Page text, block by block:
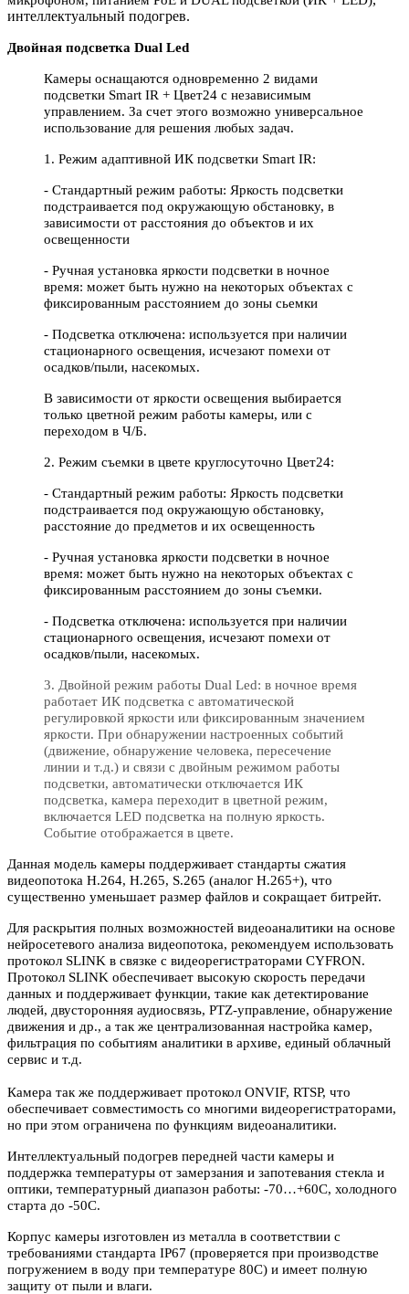
интеллектуальный подогрев.
Двойная подсветка Dual Led
Камеры оснащаются одновременно 2 видами
подсветки Smart IR + Цвет24 c независимым
управлением. За счет этого возможно универсальное
использование для решения любых задач.
1. Режим адаптивной ИК подсветки Smart IR:
- Стандартный режим работы: Яркость подсветки
подстраивается под окружающую обстановку, в
зависимости от расстояния до объектов и их
освещенности
- Ручная установка яркости подсветки в ночное
время: может быть нужно на некоторых объектах с
фиксированным расстоянием до зоны сьемки
- Подсветка отключена: используется при наличии
стационарного освещения, исчезают помехи от
осадков/пыли, насекомых.
В зависимости от яркости освещения выбирается
только цветной режим работы камеры, или с
переходом в Ч/Б.
2. Режим съемки в цвете круглосуточно Цвет24:
- Стандартный режим работы: Яркость подсветки
подстраивается под окружающую обстановку,
расстояние до предметов и их освещенность
- Ручная установка яркости подсветки в ночное
время: может быть нужно на некоторых объектах c
фиксированным расстоянием до зоны съемки.
- Подсветка отключена: используется при наличии
стационарного освещения, исчезают помехи от
осадков/пыли, насекомых.
3. Двойной режим работы Dual Led: в ночное время
работает ИК подсветка с автоматической
регулировкой яркости или фиксированным значением
яркости. При обнаружении настроенных событий
(движение, обнаружение человека, пересечение
линии и т.д.) и связи с двойным режимом работы
подсветки, автоматически отключается ИК
подсветка, камера переходит в цветной режим,
включается LED подсветка на полную яркость.
Событие отображается в цвете.
Данная модель камеры поддерживает стандарты сжатия
видеопотока H.264, H.265, S.265 (аналог H.265+), что
существенно уменьшает размер файлов и сокращает битрейт.
Для раскрытия полных возможностей видеоаналитики на основе
нейросетевого анализа видеопотока, рекомендуем использовать
протокол SLINK в связке с видеорегистраторами CYFRON.
Протокол SLINK обеспечивает высокую скорость передачи
данных и поддерживает функции, такие как детектирование
людей, двусторонняя аудиосвязь, PTZ-управление, обнаружение
движения и др., а так же централизованная настройка камер,
фильтрация по событиям аналитики в архиве, единый облачный
сервис и т.д.
Камера так же поддерживает протокол ONVIF, RTSP, что
обеспечивает совместимость со многими видеорегистраторами,
но при этом ограничена по функциям видеоаналитики.
Интеллектуальный подогрев передней части камеры и
поддержка температуры от замерзания и запотевания стекла и
оптики, температурный диапазон работы: -70…+60C, холодного
старта до -50С.
Корпус камеры изготовлен из металла в соответствии с
требованиями стандарта IP67 (проверяется при производстве
погружением в воду при температуре 80С) и имеет полную
защиту от пыли и влаги.